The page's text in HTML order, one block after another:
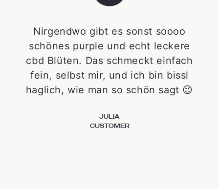
Nirgendwo gibt es sonst soooo
schönes purple und echt leckere
cbd Blüten. Das schmeckt einfach
fein, selbst mir, und ich bin bissl
haglich, wie man so schön sagt 😉
JULIA
CUSTOMER